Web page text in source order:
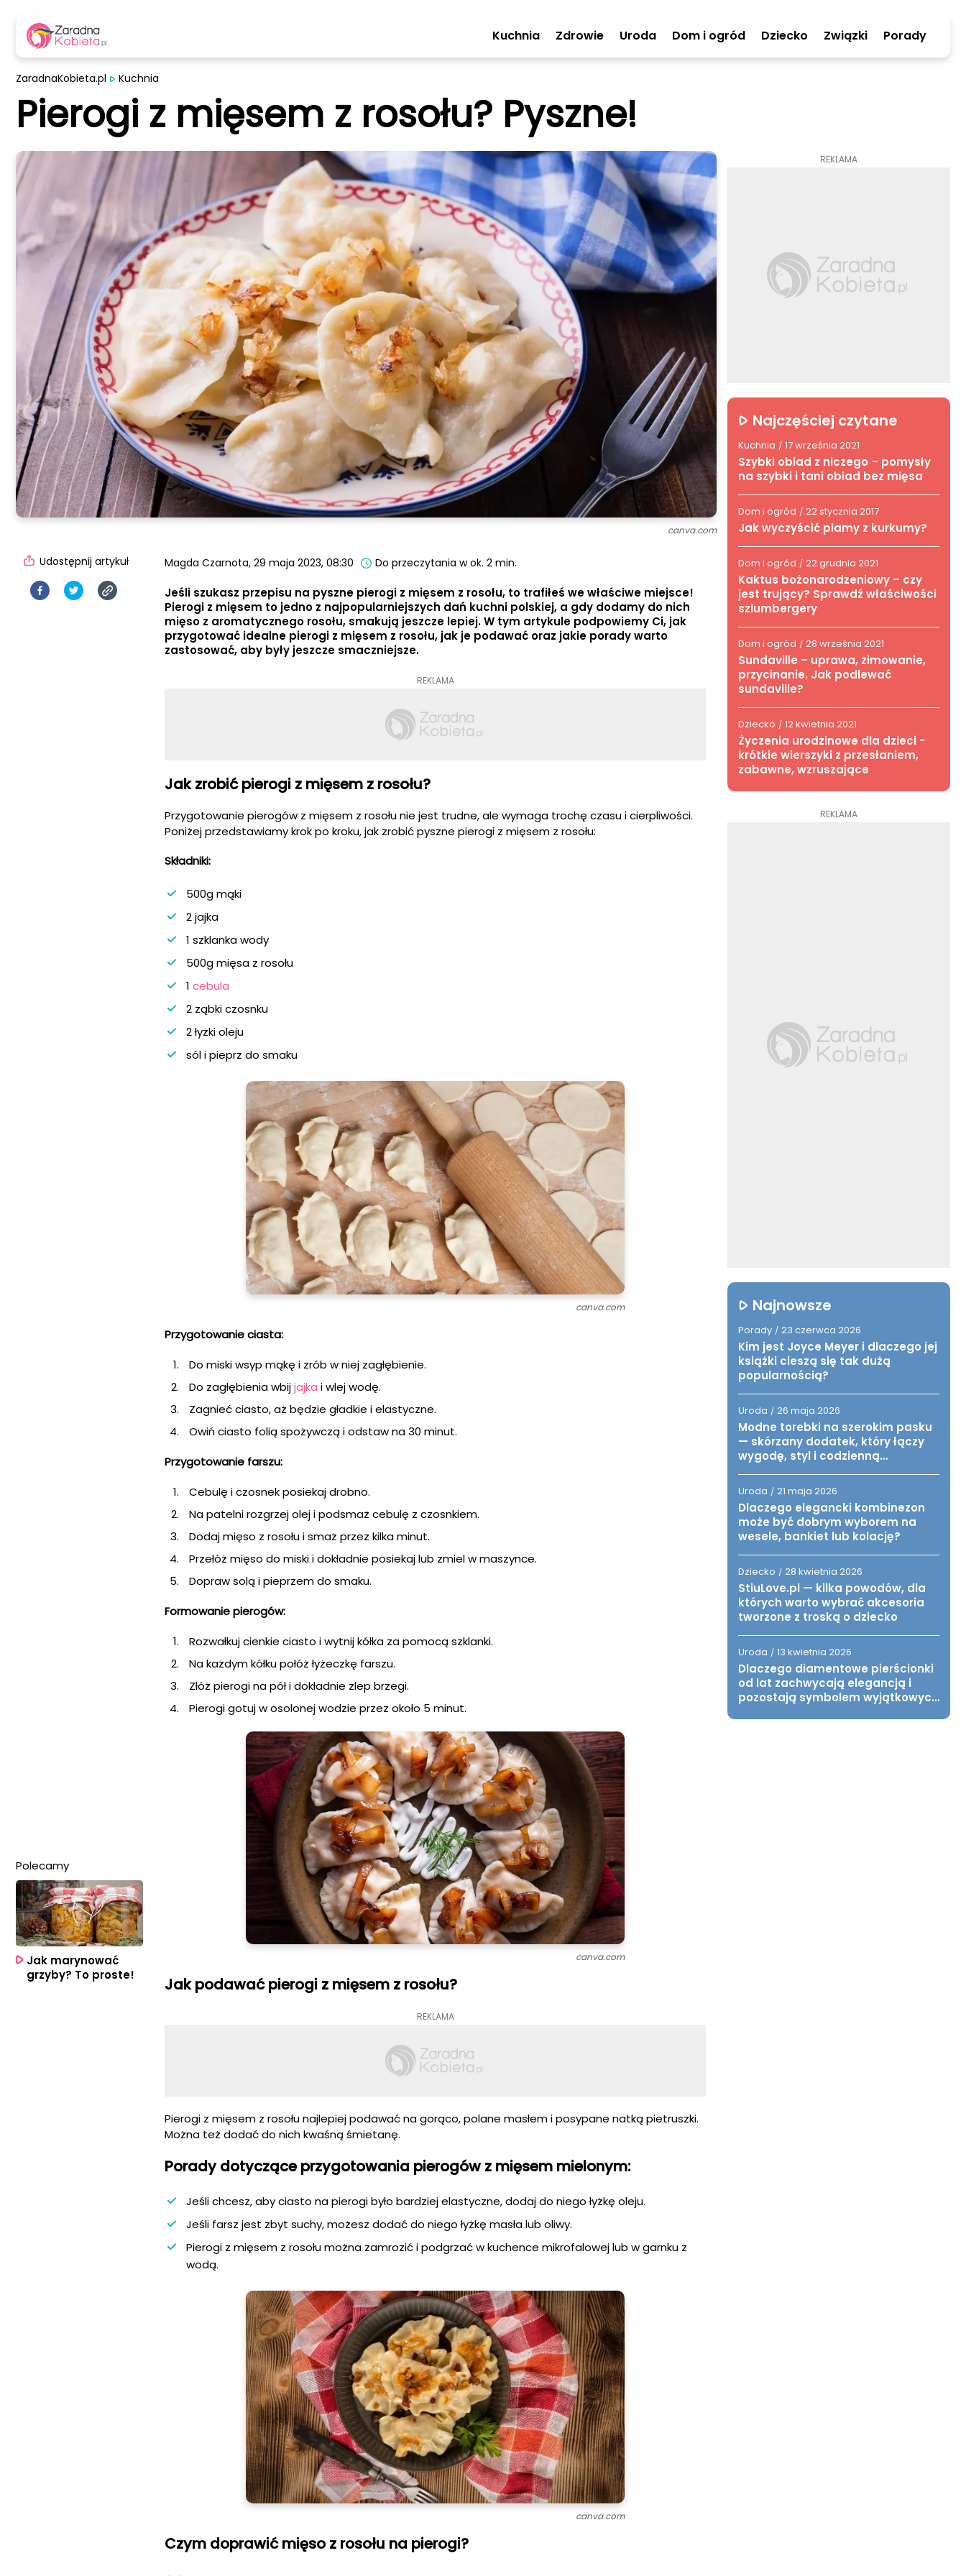
Kuchnia Zdrowie Uroda Dom i ogród Dziecko Związki Porady
canva.com
ZaradnaKobieta.pl Kuchnia
Pierogi z mięsem z rosołu? Pyszne!
Magda Czarnota, 29 maja 2023, 08:30 Do przeczytania w ok. 2 min.
Jeśli szukasz przepisu na pyszne pierogi z mięsem z rosołu, to trafiłeś we właściwe miejsce!
Pierogi z mięsem to jedno z najpopularniejszych dań kuchni polskiej, a gdy dodamy do nich
mięso z aromatycznego rosołu, smakują jeszcze lepiej. W tym artykule podpowiemy Ci, jak
przygotować idealne pierogi z mięsem z rosołu, jak je podawać oraz jakie porady warto
zastosować, aby były jeszcze smaczniejsze.
REKLAMA
Jak zrobić pierogi z mięsem z rosołu?
Przygotowanie pierogów z mięsem z rosołu nie jest trudne, ale wymaga trochę czasu i cierpliwości.
Poniżej przedstawiamy krok po kroku, jak zrobić pyszne pierogi z mięsem z rosołu:
Składniki:
500g mąki
2 jajka
1 szklanka wody
500g mięsa z rosołu
1 cebula
2 ząbki czosnku
2 łyżki oleju
sól i pieprz do smaku
canva.com
Przygotowanie ciasta:
Do miski wsyp mąkę i zrób w niej zagłębienie.
Do zagłębienia wbijjajka i wlej wodę.
Zagnieć ciasto, aż będzie gładkie i elastyczne.
Owiń ciasto folią spożywczą i odstaw na 30 minut.
Przygotowanie farszu:
Cebulę i czosnek posiekaj drobno.
Na patelni rozgrzej olej i podsmaż cebulę z czosnkiem.
Dodaj mięso z rosołu i smaż przez kilka minut.
Przełóż mięso do miski i dokładnie posiekaj lub zmiel w maszynce.
Dopraw solą i pieprzem do smaku.
Formowanie pierogów:
Rozwałkuj cienkie ciasto i wytnij kółka za pomocą szklanki.
Na każdym kółku połóż łyżeczkę farszu.
Złóż pierogi na pół i dokładnie zlep brzegi.
Pierogi gotuj w osolonej wodzie przez około 5 minut.
canva.com
Jak podawać pierogi z mięsem z rosołu?
REKLAMA
Pierogi z mięsem z rosołu najlepiej podawać na gorąco, polane masłem i posypane natką pietruszki.
Można też dodać do nich kwaśną śmietanę.
Porady dotyczące przygotowania pierogów z mięsem mielonym:
Jeśli chcesz, aby ciasto na pierogi było bardziej elastyczne, dodaj do niego łyżkę oleju.
Jeśli farsz jest zbyt suchy, możesz dodać do niego łyżkę masła lub oliwy.
Pierogi z mięsem z rosołu można zamrozić i podgrzać w kuchence mikrofalowej lub w garnku z
wodą.
canva.com
Czym doprawić mięso z rosołu na pierogi?
Udostępnij artykuł
Polecamy
Jak marynować
grzyby? To proste!
REKLAMA
Najczęściej czytane
Kuchnia / 17 września 2021
Szybki obiad z niczego – pomysły
na szybki i tani obiad bez mięsa
Dom i ogród / 22 stycznia 2017
Jak wyczyścić plamy z kurkumy?
Dom i ogród / 22 grudnia 2021
Kaktus bożonarodzeniowy – czy
jest trujący? Sprawdź właściwości
szlumbergery
Dom i ogród / 28 września 2021
Sundaville – uprawa, zimowanie,
przycinanie. Jak podlewać
sundaville?
Dziecko / 12 kwietnia 2021
Życzenia urodzinowe dla dzieci -
krótkie wierszyki z przesłaniem,
zabawne, wzruszające
REKLAMA
Najnowsze
Porady / 23 czerwca 2026
Kim jest Joyce Meyer i dlaczego jej
książki cieszą się tak dużą
popularnością?
Uroda / 26 maja 2026
Modne torebki na szerokim pasku
— skórzany dodatek, który łączy
wygodę, styl i codzienną
Uroda / 21 maja 2026
Dlaczego elegancki kombinezon
może być dobrym wyborem na
wesele, bankiet lub kolację?
Dziecko / 28 kwietnia 2026
StiuLove.pl — kilka powodów, dla
których warto wybrać akcesoria
tworzone z troską o dziecko
Uroda / 13 kwietnia 2026
Dlaczego diamentowe pierścionki
od lat zachwycają elegancją i
pozostają symbolem wyjątkowych